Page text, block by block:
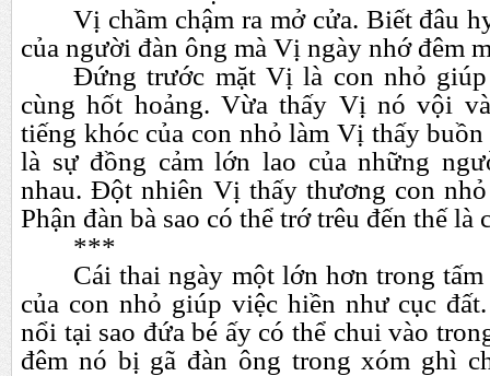
Vị chầm chậm ra mở cửa. Biết đâu
của người đàn ông mà Vị ngày nhớ đêm
Đứng trước mặt Vị là con nhỏ
cùng hốt hoảng. Vừa thấy Vị nó vội
tiếng khóc của con nhỏ làm Vị thấy
là sự đồng cảm lớn lao của những
nhau. Đột nhiên Vị thấy thương con
Phận đàn bà sao có thể trớ trêu đến thế là
***
Cái thai ngày một lớn hơn trong
của con nhỏ giúp việc hiền như cục
nổi tại sao đứa bé ấy có thể chui vào
đêm nó bị gã đàn ông trong xóm ghì